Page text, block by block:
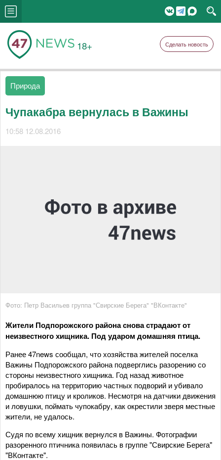
18+ Сделать новость
Природа
Чупакабра вернулась в Важины
10:58 12.08.2016
Фото: Петр Васильев группа "Свирские Берега" "ВКонтакте"
Жители Подпорожского района снова страдают от
неизвестного хищника. Под ударом домашняя птица.
Ранее 47news сообщал, что хозяйства жителей поселка
Важины Подпорожского района подверглись разорению со
стороны неизвестного хищника. Год назад животное
пробиралось на территорию частных подворий и убивало
домашнюю птицу и кроликов. Несмотря на датчики движения
и ловушки, поймать чупокабру, как окрестили зверя местные
жители, не удалось.
Судя по всему хищник вернулся в Важины. Фотографии
разоренного птичника появилась в группе "Свирские Берега"
"ВКонтакте".